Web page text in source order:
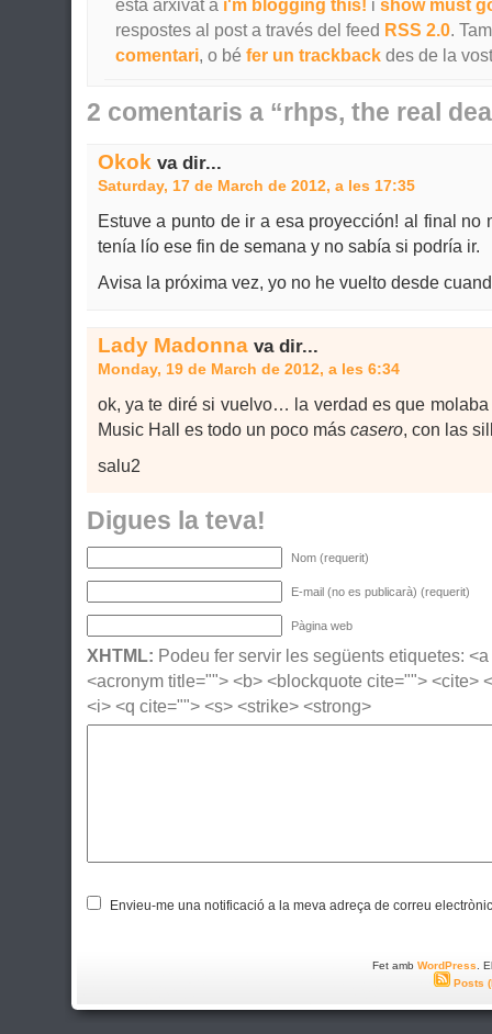
està arxivat a i'm blogging this! i show must
respostes al post a través del feed RSS 2.0.
comentari, o bé fer un trackbackdes de la
2 comentaris a “rhps, the real
Okokva dir...
Saturday, 17 de March de 2012, a les 17:35
Estuve a punto de ir a esa proyección! al final no
tenía lío ese fin de semana y no sabía si podría ir.
Avisa la próxima vez, yo no he vuelto desde
Lady Madonnava dir...
Monday, 19 de March de 2012, a les 6:34
ok, ya te diré si vuelvo… la verdad es que
Music Hall es todo un poco más casero, con las
salu2
Digues la teva!
Nom (requerit)
E-mail (no es publicarà) (requerit)
Pàgina web
XHTML: Podeu fer servir les següents etiquetes:
<acronym title=""> <b> <blockquote cite=""> <cite>
<i> <q cite=""> <s> <strike> <strong>
Envieu-me una notificació a la meva adreça de correu
Fet amb WordPress .
Posts